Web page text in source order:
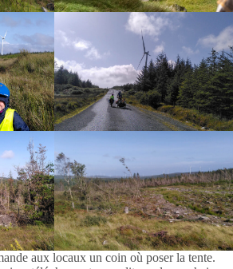
aux locaux un coin où poser la tente.